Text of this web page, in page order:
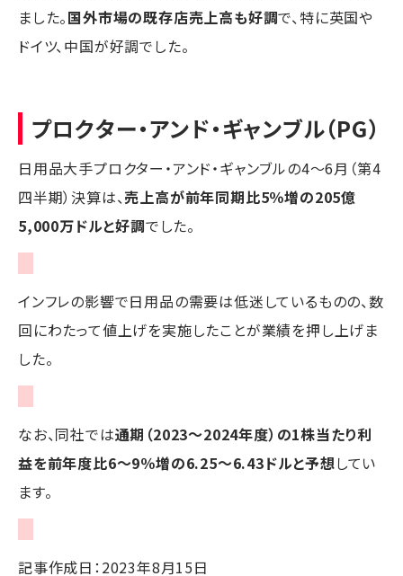
ました。国外市場の既存店売上高も好調で、特に英国や
ドイツ、中国が好調でした。
プロクター・アンド・ギャンブル（PG）
日用品大手プロクター・アンド・ギャンブルの4～6月（第4
四半期）決算は、売上高が前年同期比5％増の205億
5,000万ドルと好調でした。
インフレの影響で日用品の需要は低迷しているものの、数
回にわたって値上げを実施したことが業績を押し上げま
した。
なお、同社では通期（2023～2024年度）の1株当たり利
益を前年度比6～9％増の6.25～6.43ドルと予想してい
ます。
記事作成日：2023年8月15日